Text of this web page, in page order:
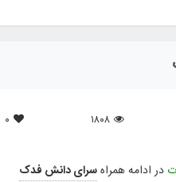
۱۸۰۸ ۰
در ادامه همراهسرای دانش فدک